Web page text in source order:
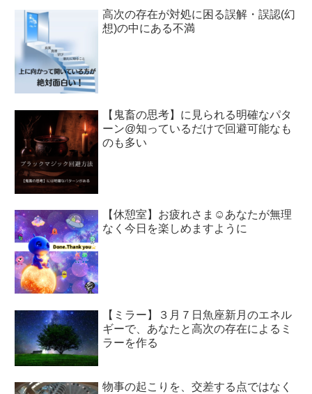
高次の存在が対処に困る誤解・誤認(幻
想)の中にある不満
【鬼畜の思考】に見られる明確なパタ
ーン@知っているだけで回避可能なも
のも多い
【休憩室】お疲れさま☺︎あなたが無理
なく今日を楽しめますように
【ミラー】３月７日魚座新月のエネル
ギーで、あなたと高次の存在によるミ
ラーを作る
物事の起こりを、交差する点ではなく